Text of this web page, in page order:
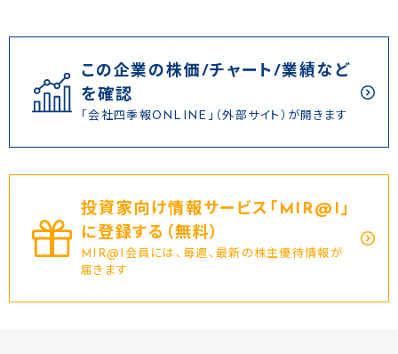
この企業の株価/チャート/業績など
を確認
「会社四季報ONLINE」（外部サイト）が開きます
投資家向け情報サービス｢MIR@I｣
に登録する（無料）
MIR@I会員には、毎週、最新の株主優待情報が
届きます